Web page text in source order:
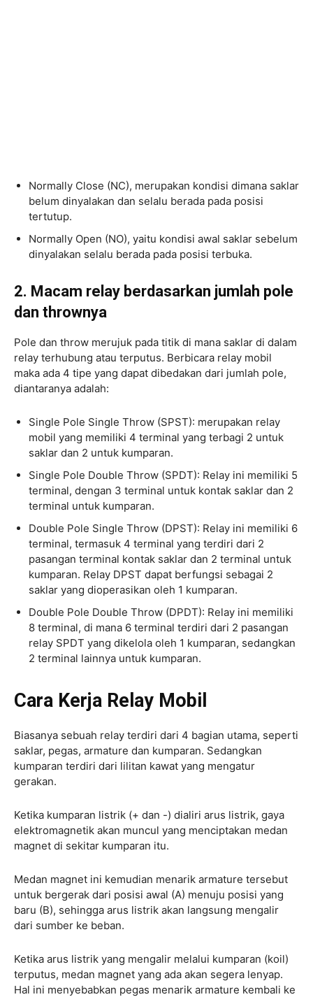
Normally Close (NC), merupakan kondisi dimana saklar
belum dinyalakan dan selalu berada pada posisi
tertutup.
Normally Open (NO), yaitu kondisi awal saklar sebelum
dinyalakan selalu berada pada posisi terbuka.
2. Macam relay berdasarkan jumlah pole
dan thrownya
Pole dan throw merujuk pada titik di mana saklar di dalam
relay terhubung atau terputus. Berbicara relay mobil
maka ada 4 tipe yang dapat dibedakan dari jumlah pole,
diantaranya adalah:
Single Pole Single Throw (SPST): merupakan relay
mobil yang memiliki 4 terminal yang terbagi 2 untuk
saklar dan 2 untuk kumparan.
Single Pole Double Throw (SPDT): Relay ini memiliki 5
terminal, dengan 3 terminal untuk kontak saklar dan 2
terminal untuk kumparan.
Double Pole Single Throw (DPST): Relay ini memiliki 6
terminal, termasuk 4 terminal yang terdiri dari 2
pasangan terminal kontak saklar dan 2 terminal untuk
kumparan. Relay DPST dapat berfungsi sebagai 2
saklar yang dioperasikan oleh 1 kumparan.
Double Pole Double Throw (DPDT): Relay ini memiliki
8 terminal, di mana 6 terminal terdiri dari 2 pasangan
relay SPDT yang dikelola oleh 1 kumparan, sedangkan
2 terminal lainnya untuk kumparan.
Cara Kerja Relay Mobil
Biasanya sebuah relay terdiri dari 4 bagian utama, seperti
saklar, pegas, armature dan kumparan. Sedangkan
kumparan terdiri dari lilitan kawat yang mengatur
gerakan.
Ketika kumparan listrik (+ dan -) dialiri arus listrik, gaya
elektromagnetik akan muncul yang menciptakan medan
magnet di sekitar kumparan itu.
Medan magnet ini kemudian menarik armature tersebut
untuk bergerak dari posisi awal (A) menuju posisi yang
baru (B), sehingga arus listrik akan langsung mengalir
dari sumber ke beban.
Ketika arus listrik yang mengalir melalui kumparan (koil)
terputus, medan magnet yang ada akan segera lenyap.
Hal ini menyebabkan pegas menarik armature kembali ke